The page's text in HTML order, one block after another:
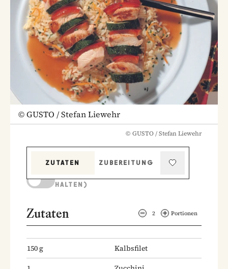
©GUSTO / Stefan Liewehr
© GUSTO / Stefan Liewehr
ZUTATEN
ZUBEREITUNG
HALTEN)
Zutaten 2 Portionen
150g
Kalbsfilet